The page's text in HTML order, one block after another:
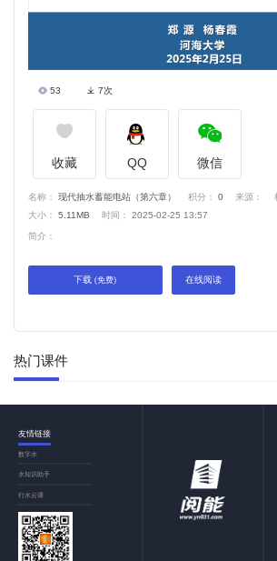
53 7次
收藏 QQ 微信
名称： 现代抽水蓄能电站（第六章） 积分： 0 来源：
大小：
5.11MB 时间： 2025-02-25 13:57
简介：
下载 (免费) 在线阅读
热门课件
友情链接
数字水
水知识助手
行水云课